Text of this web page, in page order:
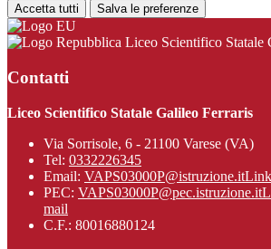
Accetta tutti Salva le preferenze
Liceo Scientifico Statale
Contatti
Liceo Scientifico Statale Galileo Ferraris
Via Sorrisole, 6 - 21100 Varese (VA)
Tel: 0332226345
Email: VAPS03000P@istruzione.it
PEC: VAPS03000P@pec.istruzione.it
mail
C.F.: 80016880124